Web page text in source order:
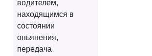
водителем,
находящимся в
состоянии
опьянения,
передача